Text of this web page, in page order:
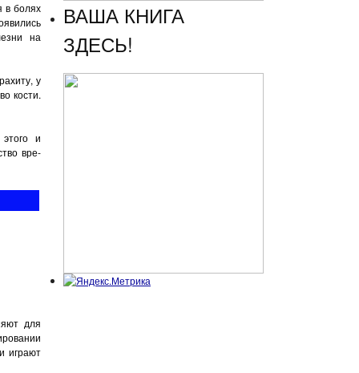
в болях
на
у
кости.
и
вре­
для
играют
ВАША КНИГА
ЗДЕСЬ!